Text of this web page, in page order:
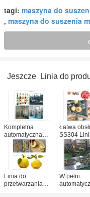
tagi: maszyna do
, maszyna do suszenia
Jeszcze Linia do
Kompletna
automatyczna
linia do produkcji
suszonych
owoców Linia do
produkcji
suszonych kiwi
Łatwa
SS304
produkcji
suszonych
owoców do
suszonej
jabłkowej
Linia do
przetwarzania
W pełni